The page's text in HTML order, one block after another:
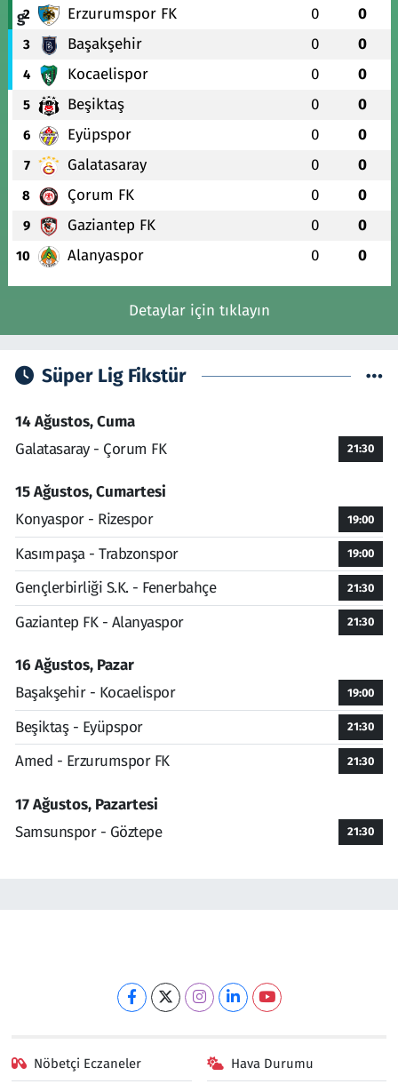
2 Erzurumspor FK 0 0
3 Başakşehir 0 0
4 Kocaelispor 0 0
5 Beşiktaş 0 0
6 Eyüpspor 0 0
7 Galatasaray 0 0
8 Çorum FK 0 0
9 Gaziantep FK 0 0
10 Alanyaspor 0 0
Detaylar için tıklayın
Süper Lig Fikstür
14 Ağustos, Cuma
Galatasaray - Çorum FK
21:30
15 Ağustos, Cumartesi
Konyaspor - Rizespor
19:00
Kasımpaşa - Trabzonspor 19:00
Gençlerbirliği S.K. - Fenerbahçe 21:30
Gaziantep FK - Alanyaspor 21:30
16 Ağustos, Pazar
Başakşehir - Kocaelispor
19:00
Beşiktaş - Eyüpspor 21:30
Amed - Erzurumspor FK 21:30
17 Ağustos, Pazartesi
Samsunspor - Göztepe
21:30
Nöbetçi Eczaneler Hava Durumu